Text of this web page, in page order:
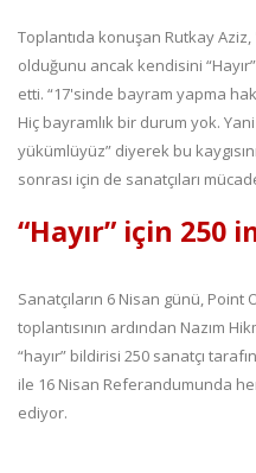
Toplantıda konuşan Rutkay
olduğunu ancak kendisini
etti. “17'sinde bayram yapma
Hiç bayramlık bir durum yok.
yükümlüyüz” diyerek bu
sonrası için de sanatçıları
“Hayır” için 250
Sanatçıların 6 Nisan günü, Point
toplantısının ardından Nazım
“hayır” bildirisi 250 sanatçı
ile 16 Nisan Referandumunda
ediyor.